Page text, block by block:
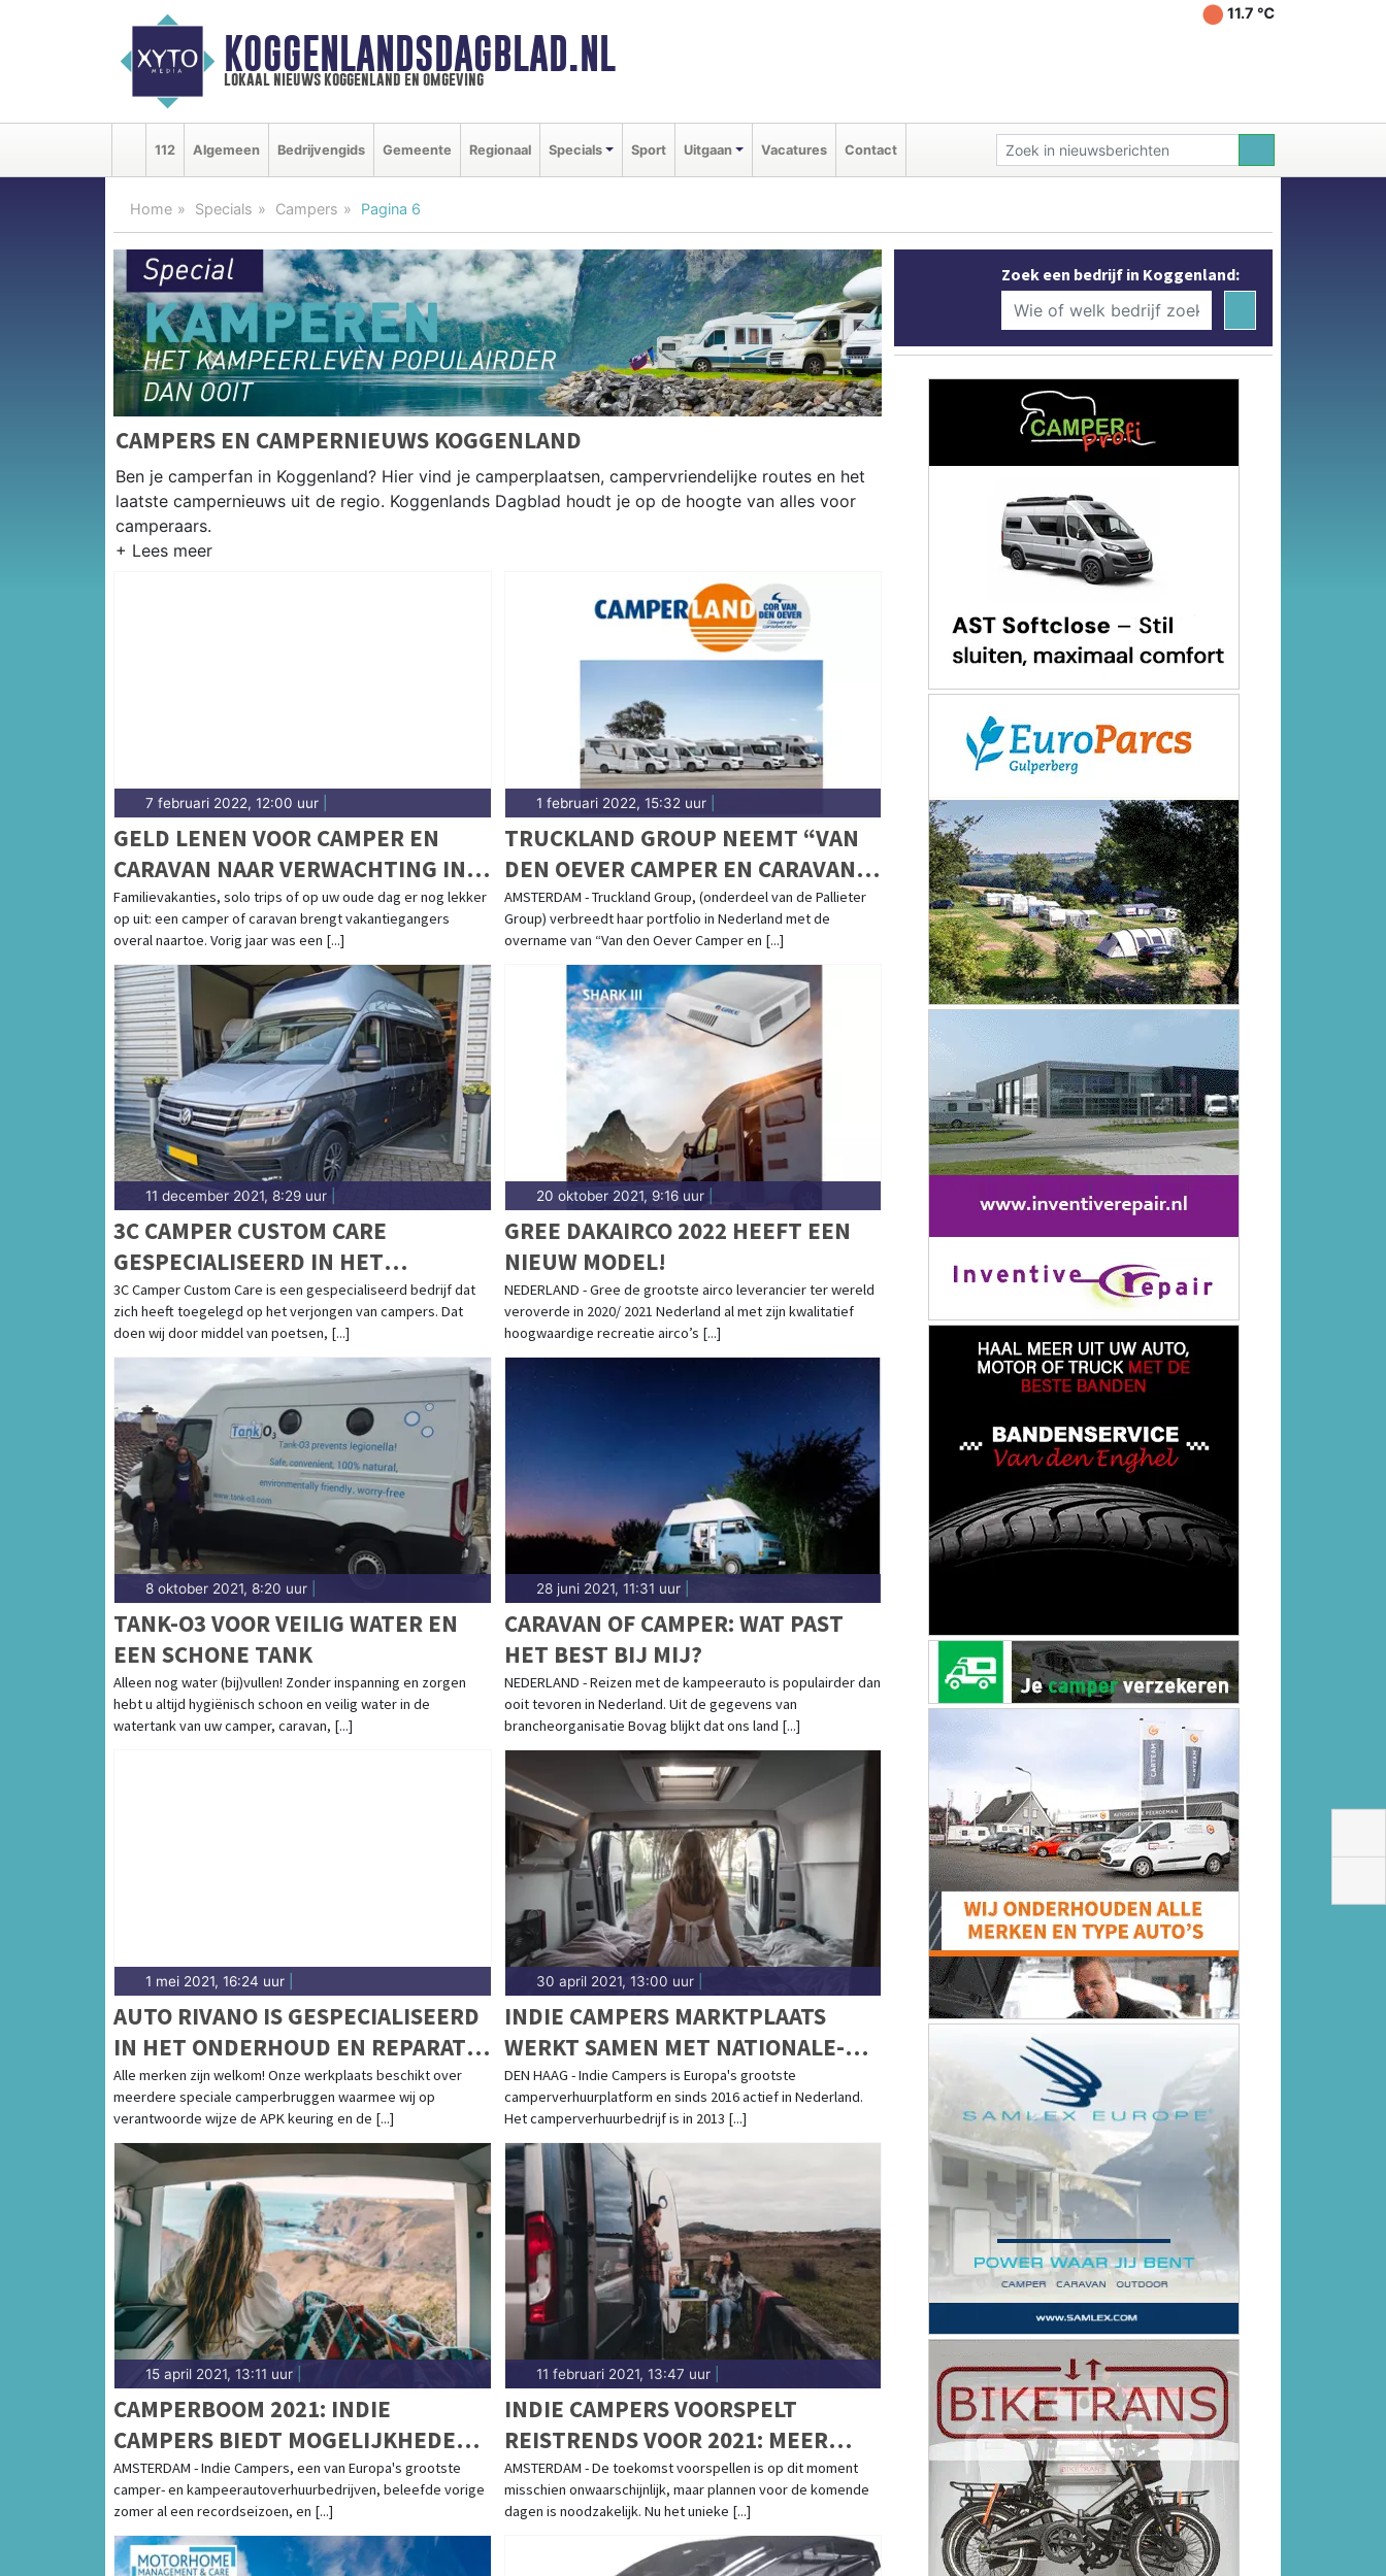
KOGGENLANDSDAGBLAD.NL
lokaal nieuws koggenland en omgeving
11.7 ℃
112 Algemeen Bedrijvengids Gemeente Regionaal Specials Sport Uitgaan Vacatures Contact
Home Specials Campers Pagina 6
CAMPERS EN CAMPERNIEUWS KOGGENLAND
Ben je camperfan in Koggenland? Hier vind je camperplaatsen, campervriendelijke routes en het
laatste campernieuws uit de regio. Koggenlands Dagblad houdt je op de hoogte van alles voor
camperaars.
7 februari 2022, 12:00 uur
GELD LENEN VOOR CAMPER EN
CARAVAN NAAR VERWACHTING IN
2022 OPNIEUW POPULAIR
Familievakanties, solo trips of op uw oude dag er nog lekker
op uit: een camper of caravan brengt vakantiegangers
overal naartoe. Vorig jaar was een [...]
1 februari 2022, 15:32 uur|
TRUCKLAND GROUP NEEMT “VAN
DEN OEVER CAMPER EN CARAVAN
CENTER” IN HERPEN OVER.
AMSTERDAM - Truckland Group, (onderdeel van de Pallieter
Group) verbreedt haar portfolio in Nederland met de
overname van “Van den Oever Camper en [...]
11 december 2021, 8:29 uur
3C CAMPER CUSTOM CARE
GESPECIALISEERD IN HET
"VERJONGEN" VAN CAMPERS
3C Camper Custom Care is een gespecialiseerd bedrijf dat
zich heeft toegelegd op het verjongen van campers. Dat
doen wij door middel van poetsen, [...]
20 oktober 2021, 9:16 uur|
GREE DAKAIRCO 2022 HEEFT EEN
NIEUW MODEL!
NEDERLAND - Gree de grootste airco leverancier ter wereld
veroverde in 2020/ 2021 Nederland al met zijn kwalitatief
hoogwaardige recreatie airco’s [...]
8 oktober 2021, 8:20 uur
TANK-O3 VOOR VEILIG WATER EN
EEN SCHONE TANK
Alleen nog water (bij)vullen! Zonder inspanning en zorgen
hebt u altijd hygiënisch schoon en veilig water in de
watertank van uw camper, caravan, [...]
28 juni 2021, 11:31 uur|
CARAVAN OF CAMPER: WAT PAST
HET BEST BIJ MIJ?
NEDERLAND - Reizen met de kampeerauto is populairder dan
ooit tevoren in Nederland. Uit de gegevens van
brancheorganisatie Bovag blijkt dat ons land [...]
1 mei 2021, 16:24 uur
AUTO RIVANO IS GESPECIALISEERD
IN HET ONDERHOUD EN REPARATIE
VAN CAMPERS
Alle merken zijn welkom! Onze werkplaats beschikt over
meerdere speciale camperbruggen waarmee wij op
verantwoorde wijze de APK keuring en de [...]
30 april 2021, 13:00 uur|
INDIE CAMPERS MARKTPLAATS
WERKT SAMEN MET NATIONALE-
NEDERLANDEN MEE AAN CAMPER
DEKKING
DEN HAAG - Indie Campers is Europa's grootste
camperverhuurplatform en sinds 2016 actief in Nederland.
Het camperverhuurbedrijf is in 2013 [...]
15 april 2021, 13:11 uur
CAMPERBOOM 2021: INDIE
CAMPERS BIEDT MOGELIJKHEDEN
VOOR HET DELEN VAN CAMPERS
AMSTERDAM - Indie Campers, een van Europa's grootste
camper- en kampeerautoverhuurbedrijven, beleefde vorige
zomer al een recordseizoen, en [...]
11 februari 2021, 13:47 uur|
INDIE CAMPERS VOORSPELT
REISTRENDS VOOR 2021: MEER
FLEXIBELE EN AUTHENTIEKE
REISERVARINGEN ONDERWEG
AMSTERDAM - De toekomst voorspellen is op dit moment
misschien onwaarschijnlijk, maar plannen voor de komende
dagen is noodzakelijk. Nu het unieke [...]
Zoek een bedrijf in Koggenland: